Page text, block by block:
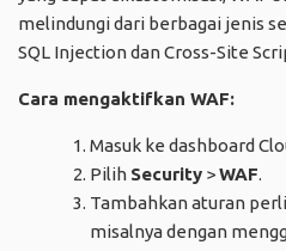
melindungi dari berbagai jenis
SQL Injection dan Cross-Site
Cara mengaktifkan WAF:
Masuk ke dashboard
Pilih Security >WAF.
Tambahkan aturan
misalnya dengan